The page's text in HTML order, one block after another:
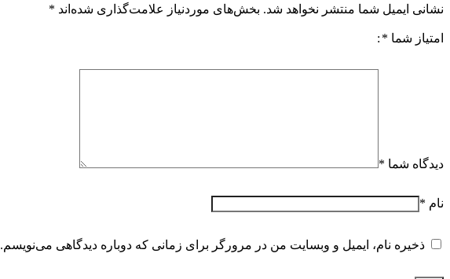
لول ترانسمیتر
آژیر فلاشر اعلام حریق
رله
دماسنج
کنترل هوشمند
شیر برقی
نشانی ایمیل شما منتشر نخواهد شد. بخش‌های موردنیاز علامت‌گذاری شده‌اند *
امتیاز شما *
دیدگاه شما *
نام *
ذخیره نام، ایمیل و وبسایت من در مرورگر برای زمانی که دوباره دیدگاهی می‌نویسم.